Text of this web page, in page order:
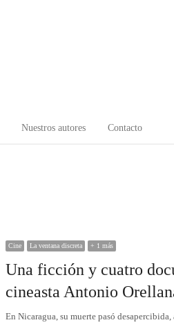
Nuestros autores Contacto
Cine La ventana discreta + 1 más
Una ficción y cuatro
cineasta Antonio
En Nicaragua, su muerte pasó